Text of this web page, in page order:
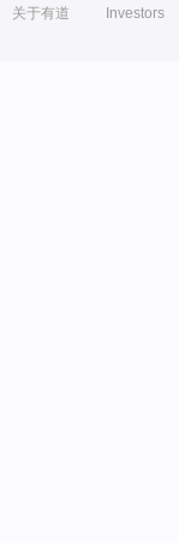
关于有道 Investors